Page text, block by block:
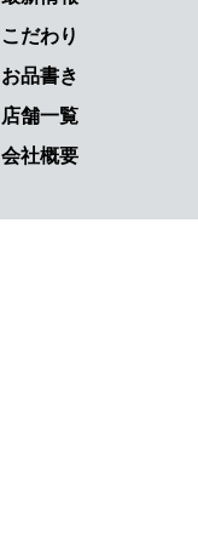
こだわり
お品書き
店舗一覧
会社概要